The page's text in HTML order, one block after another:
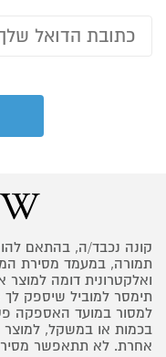
קונה נכבד/ה, בהתאם
תמורה, במעמד מסירת
ואלקטרונית דומה
תימסר למוביל שיספק
למסור במועד האספקה
בכמות או במשקל,
אחרת. לא תתאפשר